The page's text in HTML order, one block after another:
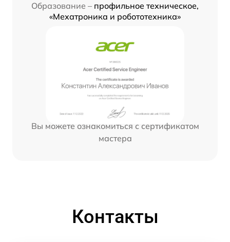
Образование – профильное техническое,
«Мехатроника и робототехника»
Вы можете ознакомиться с сертификатом
мастера
Контакты